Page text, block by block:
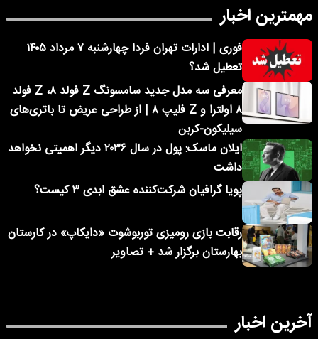
مهمترین اخبار
فوری | ادارات تهران فردا چهارشنبه ۷ مرداد ۱۴۰۵
تعطیل شد؟
معرفی سه مدل جدید سامسونگ Z فولد ۸، Z فولد
۸ اولترا و Z فلیپ ۸ | از طراحی عریض تا باتری‌های
سیلیکون-کربن
ایلان ماسک: پول در سال ۲۰۳۶ دیگر اهمیتی نخواهد
داشت
پویا گرافیان شرکت‌کننده عشق ابدی ۳ کیست؟
رقابت بازی رومیزی توربوشوت «دایکاپ» در کارستان
بهارستان برگزار شد + تصاویر
آخرین اخبار